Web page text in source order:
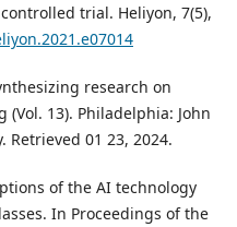
trial. Heliyon, 7(5),
research on
13). Philadelphia: John
Retrieved 01 23, 2024.
of the AI technology
In Proceedings of the